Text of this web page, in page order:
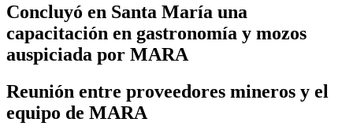
Concluyó en Santa María una
capacitación en gastronomía y mozos
auspiciada por MARA
Reunión entre proveedores mineros y el
equipo de MARA